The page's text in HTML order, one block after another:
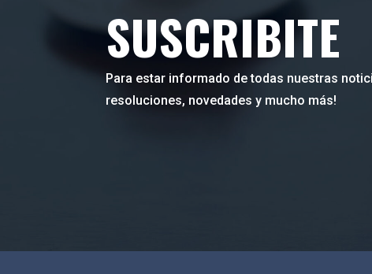
SUSCRIBITE
Para estar informado de todas nuestras
resoluciones, novedades y mucho más!